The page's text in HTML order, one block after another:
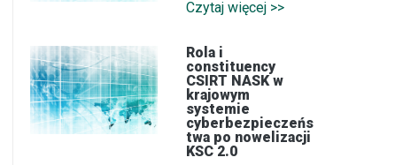
Czytaj więcej >>
Rola i
constituency
CSIRT NASK w
krajowym
systemie
cyberbezpieczeńs
twa po nowelizacji
KSC 2.0